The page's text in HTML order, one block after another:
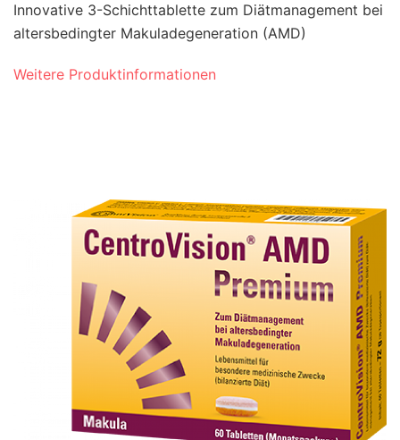
Innovative 3-Schichttablette zum Diätmanagement bei
altersbedingter Makuladegeneration (AMD)
Weitere Produktinformationen